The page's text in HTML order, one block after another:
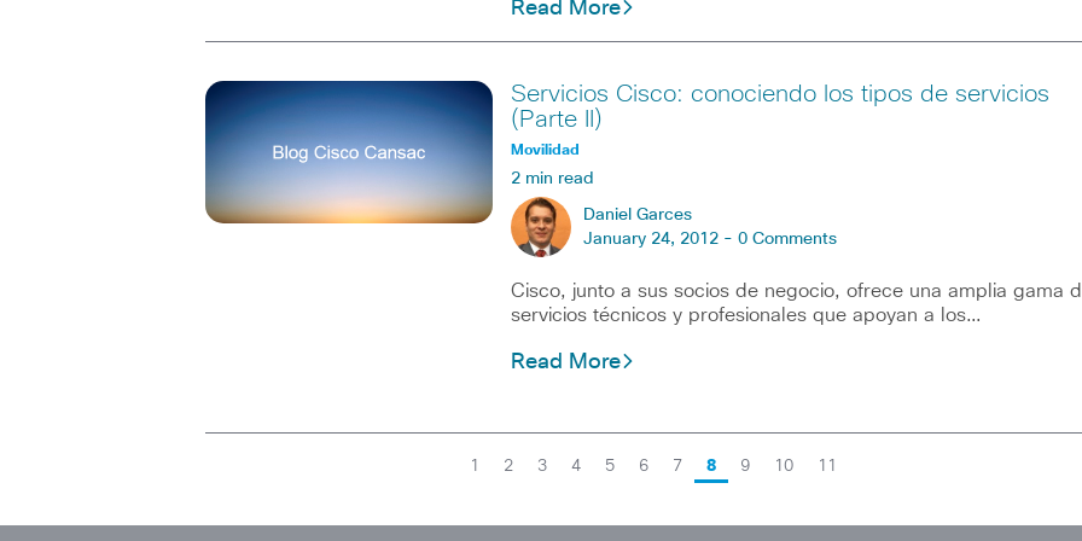
Read More
Servicios Cisco: conociendo los tipos de servicios
(Parte II)
Movilidad
2 min read
Daniel Garces
January 24, 2012 - 0 Comments
Cisco, junto a sus socios de negocio, ofrece una amplia gama
servicios técnicos y profesionales que apoyan a los…
Read More
1 2 3 4 5 6 7 8 9 10 11